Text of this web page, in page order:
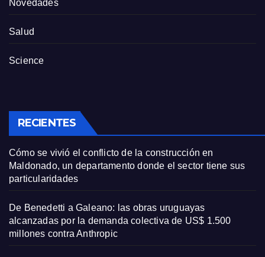
Novedades
Salud
Science
RECIENTES
Cómo se vivió el conflicto de la construcción en
Maldonado, un departamento donde el sector tiene sus
particularidades
De Benedetti a Galeano: las obras uruguayas
alcanzadas por la demanda colectiva de US$ 1.500
millones contra Anthropic